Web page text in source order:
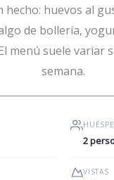
hecho: huevos al
de bollería,
menú suele variar
semana.
2
VISTAS